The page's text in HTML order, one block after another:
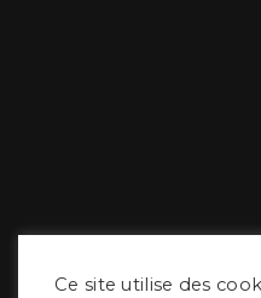
Ce site utilise des